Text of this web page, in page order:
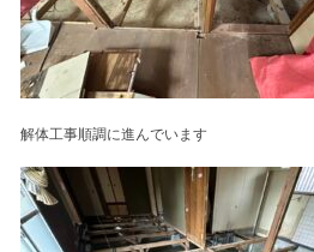
解体工事順調に進んでいます